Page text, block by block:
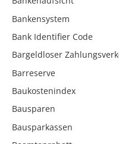
Bankensystem
Bank Identifier Code
Bargeldloser
Barreserve
Baukostenindex
Bausparen
Bausparkassen